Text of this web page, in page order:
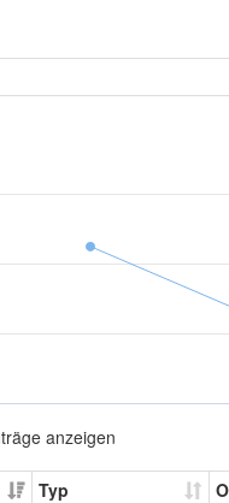
anzeigen
Typ